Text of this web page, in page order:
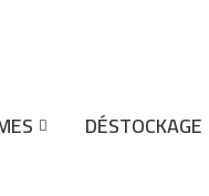
DÉSTOCKAGE